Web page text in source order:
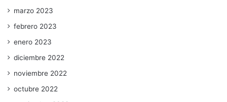
marzo 2023
febrero 2023
enero 2023
diciembre 2022
noviembre 2022
octubre 2022